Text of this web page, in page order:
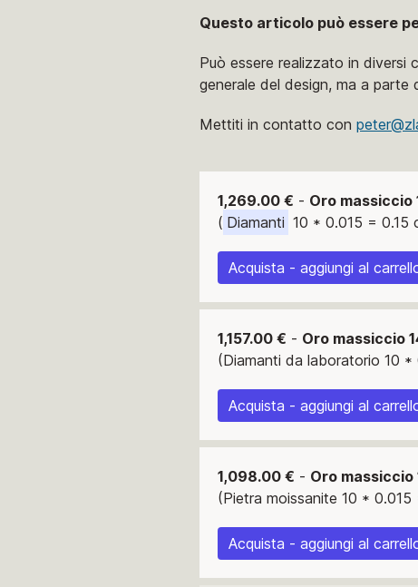
Questo articolo può essere
Può essere realizzato in diversi
generale del design, ma a parte
Mettiti in contatto con
1,269.00 € - Oro massiccio
( Diamanti 10 * 0.015 = 0.15
Acquista - aggiungi al
1,157.00 € - Oro massiccio
(Diamanti da laboratorio 10
Acquista - aggiungi al
1,098.00 € - Oro massiccio
(Pietra moissanite 10 *
Acquista - aggiungi al